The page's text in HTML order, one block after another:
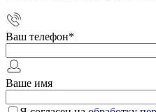
Ваш телефон*
Ваше имя